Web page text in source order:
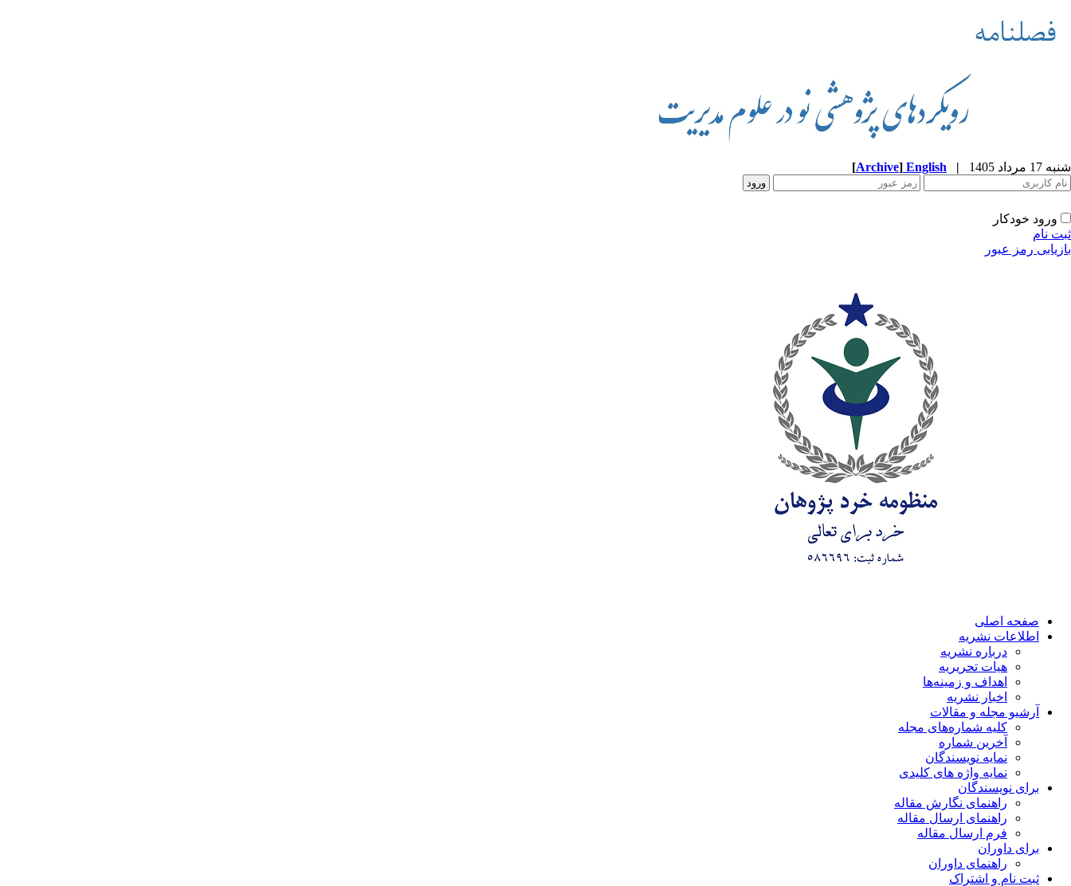
شنبه 17 مرداد 1405 |
English
[Archive]
ورود خودکار
ثبت نام
بازیابی رمز عبور
صفحه اصلی
اطلاعات نشریه
درباره نشریه
هیات تحریریه
اهداف و زمینه‌ها
اخبار نشریه
آرشیو مجله و مقالات
کلیه شماره‌های مجله
آخرین شماره
نمایه نویسندگان
نمایه واژه های کلیدی
برای نویسندگان
راهنمای نگارش مقاله
راهنمای ارسال مقاله
فرم ارسال مقاله
برای داوران
راهنمای داوران
ثبت نام و اشتراک